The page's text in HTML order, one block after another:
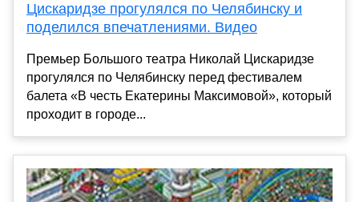
Цискаридзе прогулялся по Челябинску и
поделился впечатлениями. Видео
Премьер Большого театра Николай Цискаридзе
прогулялся по Челябинску перед фестивалем
балета «В честь Екатерины Максимовой», который
проходит в городе...